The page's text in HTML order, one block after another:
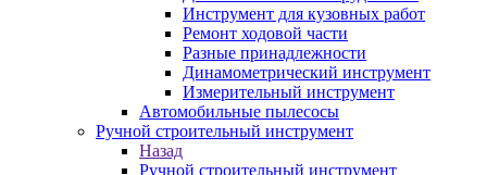
Инструмент для кузовных работ
Ремонт ходовой части
Разные принадлежности
Динамометрический инструмент
Измерительный инструмент
Автомобильные пылесосы
Ручной строительный инструмент
Назад
Ручной строительный инструмент